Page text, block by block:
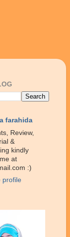
farahida
Review,
&
kindly
at
:)
profile